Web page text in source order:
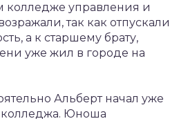
колледже управления и
так как отпускали
а к старшему брату,
уже жил в городе на
Альберт начал уже
колледжа. Юноша